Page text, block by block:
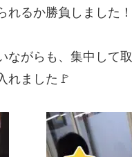
れるか勝負しました
ながらも、集中して
れました🚩